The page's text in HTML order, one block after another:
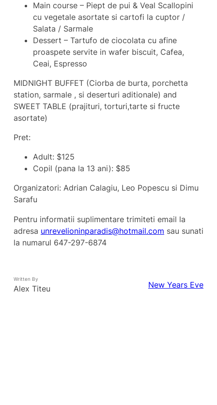
Main course – Piept de pui & Veal Scallopini
cu vegetale asortate si cartofi la cuptor /
Salata / Sarmale
Dessert – Tartufo de ciocolata cu afine
proaspete servite in wafer biscuit, Cafea,
Ceai, Espresso
MIDNIGHT BUFFET (Ciorba de burta, porchetta
station, sarmale , si deserturi aditionale) and
SWEET TABLE (prajituri, torturi,tarte si fructe
asortate)
Pret:
Adult: $125
Copil (pana la 13 ani): $85
Organizatori: Adrian Calagiu, Leo Popescu si Dimu
Sarafu
Pentru informatii suplimentare trimiteti email la
adresa unrevelioninparadis@hotmail.com sau sunati
la numarul 647-297-6874
Written By
Alex Titeu New Years Eve